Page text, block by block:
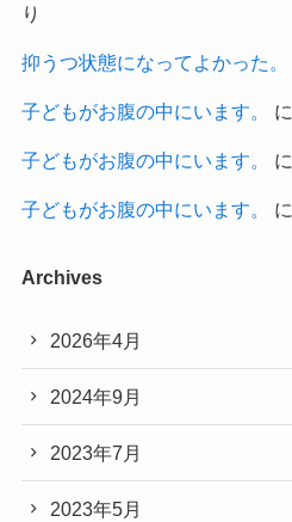
り
抑うつ状態になってよかった。
子どもがお腹の中にいます。 に
子どもがお腹の中にいます。 に
子どもがお腹の中にいます。 に
Archives
2026年4月
2024年9月
2023年7月
2023年5月